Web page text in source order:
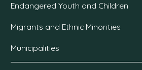
Endangered Youth and Children
Migrants and Ethnic Minorities
Municipalities